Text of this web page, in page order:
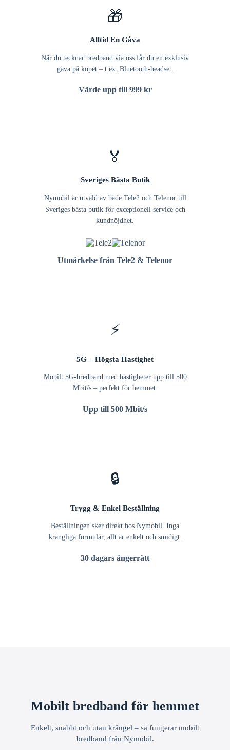
🎁
Alltid En Gåva
När du tecknar bredband via oss får du en exklusiv
gåva på köpet – t.ex. Bluetooth-headset.
Värde upp till 999 kr
🏅
Sveriges Bästa Butik
Nymobil är utvald av både Tele2 och Telenor till
Sveriges bästa butik för exceptionell service och
kundnöjdhet.
Utmärkelse från Tele2 & Telenor
⚡
5G – Högsta Hastighet
Mobilt 5G-bredband med hastigheter upp till 500
Mbit/s – perfekt för hemmet.
Upp till 500 Mbit/s
🔒
Trygg & Enkel Beställning
Beställningen sker direkt hos Nymobil. Inga
krångliga formulär, allt är enkelt och smidigt.
30 dagars ångerrätt
Mobilt bredband för hemmet
Enkelt, snabbt och utan krångel – så fungerar mobilt
bredband från Nymobil.